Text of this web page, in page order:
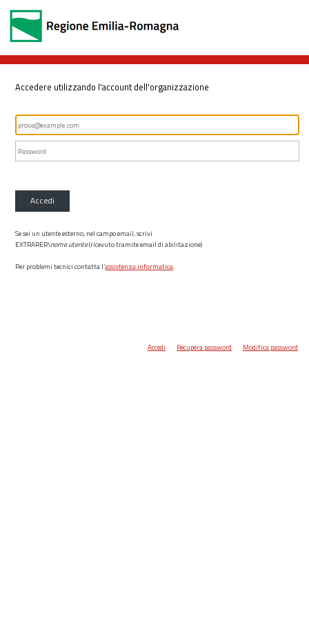
Accedere utilizzando l'account dell'organizzazione
Accedi
Se sei un utente esterno, nel campo email, scrivi
EXTRARER\nome utente(ricevuto tramite email di abilitazione)
Per problemi tecnici contatta l’assistenza informatica.
Accedi Recupera password Modifica password